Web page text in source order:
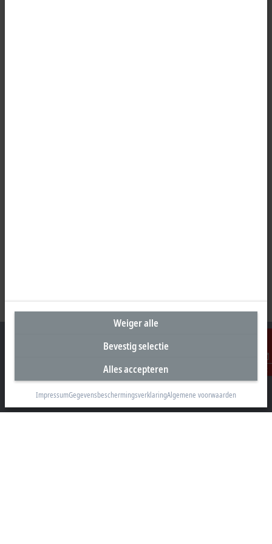
Contact
Hoofdkantoor België
Beckhoff Automation BV
Klaverbladstraat 11.2/2
Weiger alle
Bevestig selectie
Alles accepteren
ImpressumGegevensbeschermingsverklaringAlgemene voorwaarden